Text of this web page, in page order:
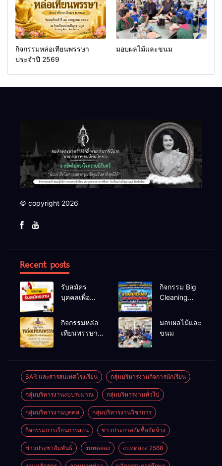
กิจกรรมหล่อเทียนพรรษา
ประจำปี 2569
มอบผลไม้และขนม
© copyright 2026
Recent posts
รับสมัคร
บุคคลเพื่อ
เลือกสรรเป็น
พนักงาน
กิจกรรม Big
Cleaning
ป้องกันโรคไข้
กิจกรรมหล่อ
เทียนพรรษา
มอบผลไม้และ
ขนม
SAR และสารสนเทศโรงเรียน กลุ่มบริหารงานกิจการนักเรียน
กลุ่มบริหารงานงบประมาณ กลุ่มบริหารงานทั่วไป
กลุ่มบริหารงานบุคคล กลุ่มบริหารงานวิชาการ
กิจกรรมการเรียนการสอน ข่าวประกาศจัดซื้อจัดจ้าง
ข่าวประชาสัมพันธ์ งบทดลอง งบทดลอง 2568